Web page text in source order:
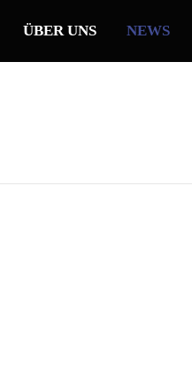
ÜBER UNS NEWS